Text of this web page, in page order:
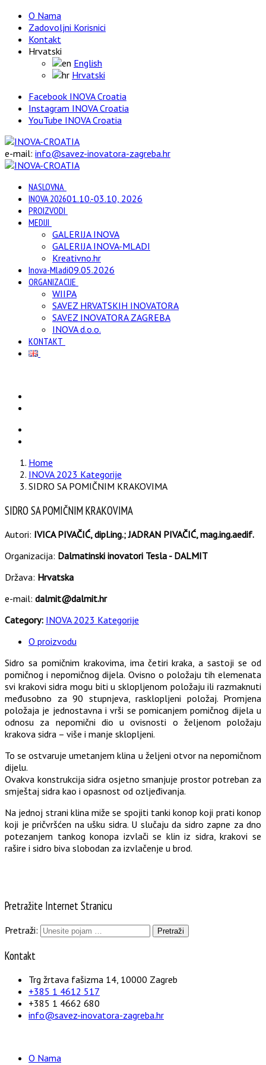
O Nama
Zadovoljni Korisnici
Kontakt
Hrvatski
English
Hrvatski
Facebook INOVA Croatia
Instagram INOVA Croatia
YouTube INOVA Croatia
e-mail: info@savez-inovatora-zagreba.hr
NASLOVNA
INOVA 202601.10.-03.10, 2026
PROIZVODI
MEDIJI
GALERIJA INOVA
GALERIJA INOVA-MLADI
Kreativno.hr
Inova-Mladi09.05.2026
ORGANIZACIJE
WIIPA
SAVEZ HRVATSKIH INOVATORA
SAVEZ INOVATORA ZAGREBA
INOVA d.o.o.
KONTAKT
Home
INOVA 2023 Kategorije
SIDRO SA POMIČNIM KRAKOVIMA
SIDRO SA POMIČNIM KRAKOVIMA
Autori: IVICA PIVAČIĆ, dipl.ing.; JADRAN PIVAČIĆ, mag.ing.aedif.
Organizacija: Dalmatinski inovatori Tesla - DALMIT
Država: Hrvatska
e-mail: dalmit@dalmit.hr
Category: INOVA 2023 Kategorije
O proizvodu
Sidro sa pomičnim krakovima, ima četiri kraka, a sastoji se od
pomičnog i nepomičnog dijela. Ovisno o položaju tih elemenata
svi krakovi sidra mogu biti u sklopljenom položaju ili razmaknuti
međusobno za 90 stupnjeva, rasklopljeni položaj. Promjena
položaja je jednostavna i vrši se pomicanjem pomičnog dijela u
odnosu za nepomični dio u ovisnosti o željenom položaju
krakova sidra – više i manje sklopljeni.
To se ostvaruje umetanjem klina u željeni otvor na nepomičnom
dijelu.
Ovakva konstrukcija sidra osjetno smanjuje prostor potreban za
smještaj sidra kao i opasnost od ozljeđivanja.
Na jednoj strani klina miže se spojiti tanki konop koji prati konop
koji je pričvršćen na ušku sidra. U slučaju da sidro zapne za dno
potezanjem tankog konopa izvlači se klin iz sidra, krakovi se
rašire i sidro biva slobodan za izvlačenje u brod.
Pretražite Internet Stranicu
Pretraži:
Kontakt
Trg žrtava fašizma 14, 10000 Zagreb
+385 1 4612 517
+385 1 4662 680
info@savez-inovatora-zagreba.hr
O Nama